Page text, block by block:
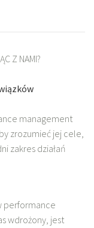
Z NAMI?
management
zrozumieć jej cele,
zakres działań
performance
wdrożony, jest